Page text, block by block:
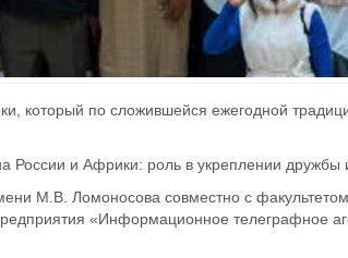
который по сложившейся ежегодной
и Африки: роль в укреплении дружбы
М.В. Ломоносова совместно с
«Информационное телеграфное